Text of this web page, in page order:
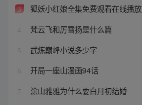
3 狐妖小红娘全集免费观看在线播放
4 梵云飞和厉雪扬是什么篇
5 武炼巅峰小说多少字
6 开局一座山漫画94话
7 涂山雅雅为什么要白月初结婚